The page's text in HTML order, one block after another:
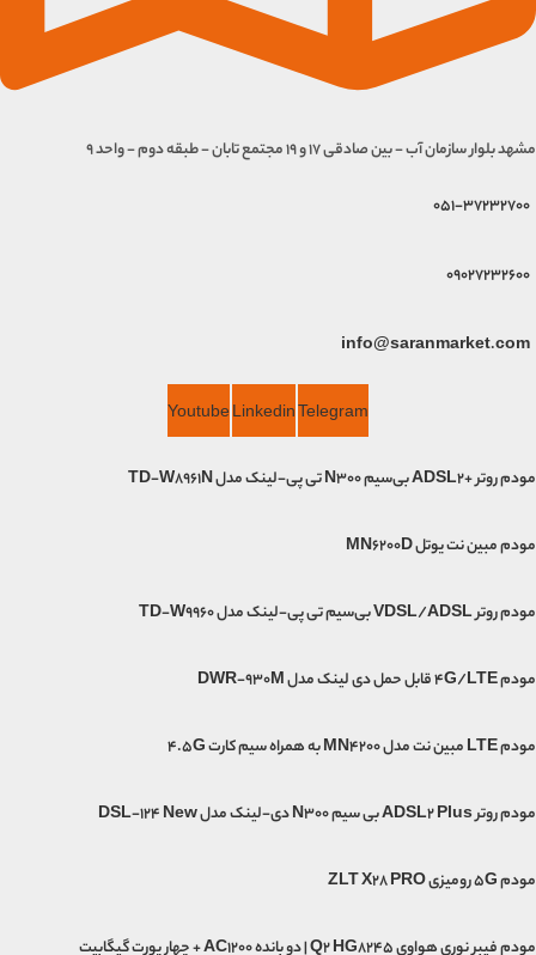
مشهد بلوار سازمان آب - بین صادقی 17 و 19 مجتمع تابان - طبقه دوم - واحد 9
051-37232700
09027232600
info@saranmarket.com
Telegram
Linkedin
Youtube
مودم روتر +ADSL2 بی‌سیم N300 تی پی-لینک مدل TD-W8961N
مودم مبین نت یوتل MN6200D
مودم روتر VDSL/ADSL بی‌سیم تی پی-لینک مدل TD-W9960
مودم 4G/LTE قابل حمل دی لینک مدل DWR-930M
مودم LTE مبین نت مدل MN4200 به همراه سیم کارت 4.5G
مودم روتر ADSL2 Plus بی سیم N300 دی-لینک مدل DSL-124 New
مودم 5G رومیزی ZLT X28 PRO
مودم فیبر نوری هواوی Q2 HG8245 | دو بانده AC1200 + چهار پورت گیگابیت